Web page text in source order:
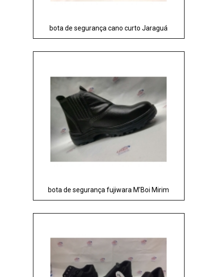
bota de segurança cano curto Jaraguá
bota de segurança fujiwara M'Boi Mirim